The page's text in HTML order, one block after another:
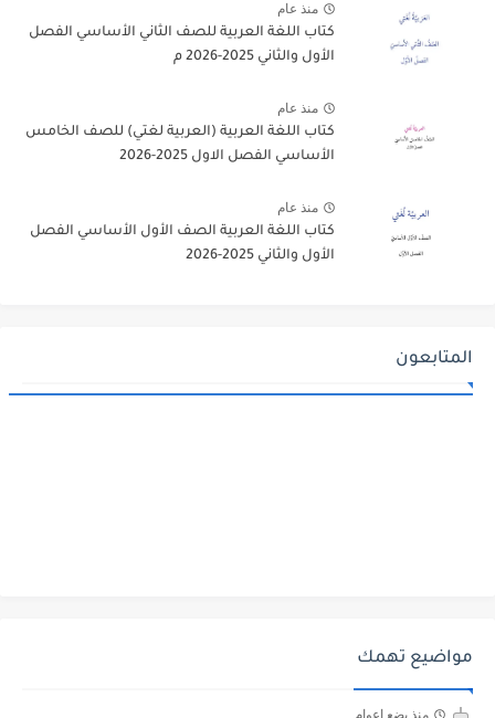
منذ عام
كتاب اللغة العربية للصف الثاني الأساسي الفصل
الأول والثاني 2025-2026 م
منذ عام
كتاب اللغة العربية (العربية لغتي) للصف الخامس
الأساسي الفصل الاول 2025-2026
منذ عام
كتاب اللغة العربية الصف الأول الأساسي الفصل
الأول والثاني 2025-2026
المتابعون
مواضيع تهمك